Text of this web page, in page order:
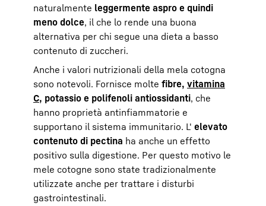
naturalmente leggermente aspro e quindi
meno dolce, il che lo rende una buona
alternativa per chi segue una dieta a basso
contenuto di zuccheri.
Anche i valori nutrizionali della mela cotogna
sono notevoli. Fornisce molte fibre, vitamina
C, potassio e polifenoli antiossidanti, che
hanno proprietà antinfiammatorie e
supportano il sistema immunitario. L' elevato
contenuto di pectina ha anche un effetto
positivo sulla digestione. Per questo motivo le
mele cotogne sono state tradizionalmente
utilizzate anche per trattare i disturbi
gastrointestinali.